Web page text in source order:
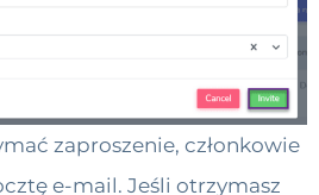
zaproszenie, członkowie
e-mail. Jeśli otrzymasz